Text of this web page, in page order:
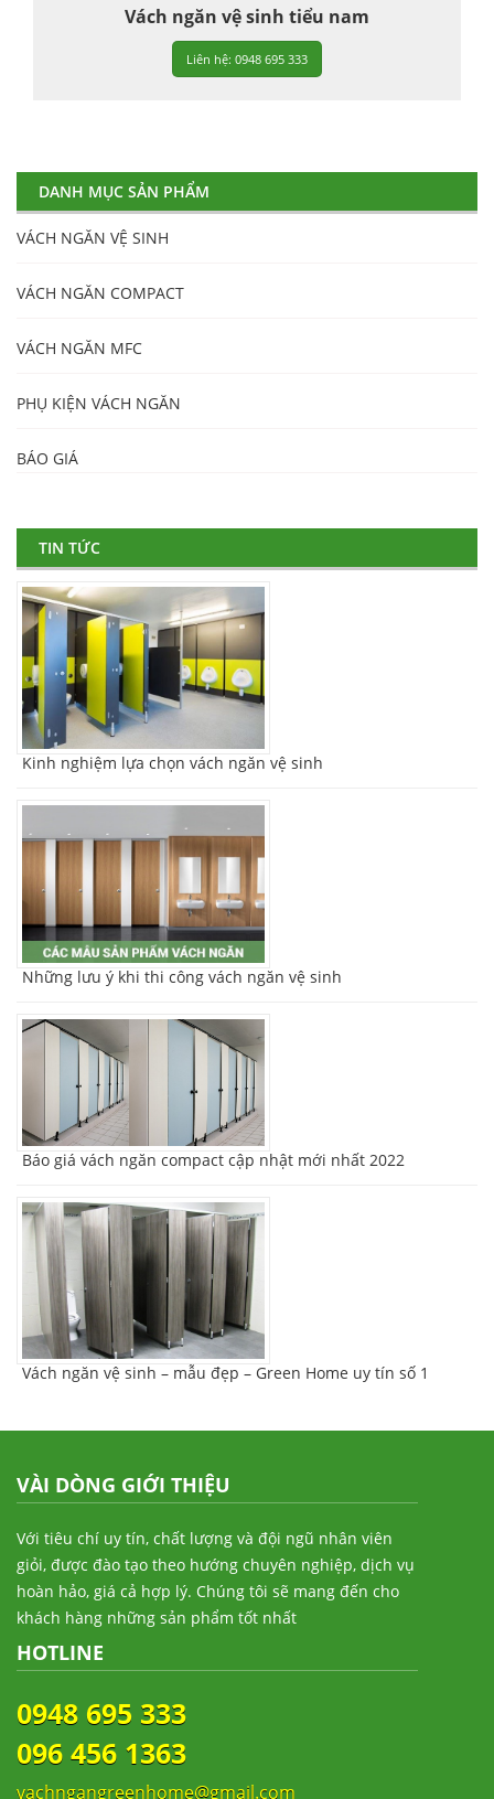
Vách ngăn vệ sinh tiểu nam
Liên hệ: 0948 695 333
DANH MỤC SẢN PHẨM
VÁCH NGĂN VỆ SINH
VÁCH NGĂN COMPACT
VÁCH NGĂN MFC
PHỤ KIỆN VÁCH NGĂN
BÁO GIÁ
TIN TỨC
Kinh nghiệm lựa chọn vách ngăn vệ sinh
Những lưu ý khi thi công vách ngăn vệ sinh
Báo giá vách ngăn compact cập nhật mới nhất 2022
Vách ngăn vệ sinh – mẫu đẹp – Green Home uy tín số 1
VÀI DÒNG GIỚI THIỆU
Với tiêu chí uy tín, chất lượng và đội ngũ nhân viên
giỏi, được đào tạo theo hướng chuyên nghiệp, dịch vụ
hoàn hảo, giá cả hợp lý. Chúng tôi sẽ mang đến cho
khách hàng những sản phẩm tốt nhất
HOTLINE
0948 695 333
096 456 1363
vachngangreenhome@gmail.com